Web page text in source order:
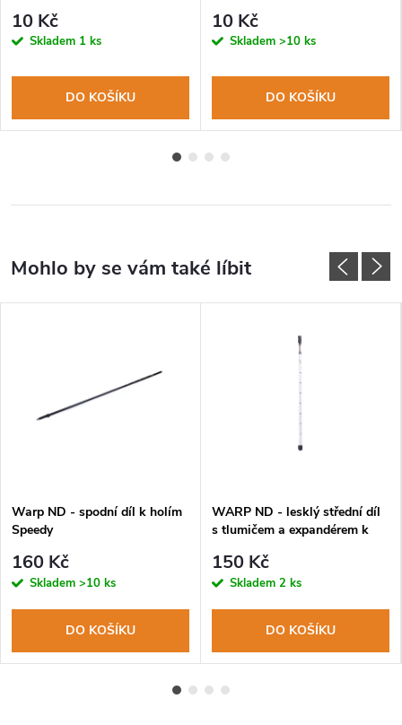
10 Kč
Skladem 1 ks
DO KOŠÍKU
10 Kč
Skladem >10 ks
DO KOŠÍKU
Warp ND - spodní díl k holím
Speedy
160 Kč
Skladem >10 ks
DO KOŠÍKU
WARP ND - lesklý střední díl
s tlumičem a expandérem k
150 Kč
Skladem 2 ks
DO KOŠÍKU